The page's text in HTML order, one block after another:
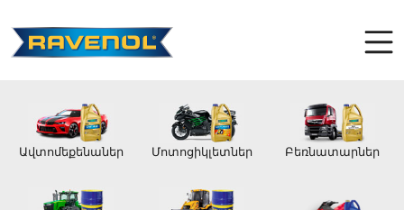
Ավտոմեքենաներ Մոտոցիկլետներ Բեռնատարներ